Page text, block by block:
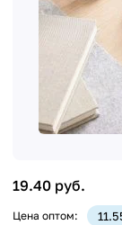
19.40 руб.
Цена оптом: